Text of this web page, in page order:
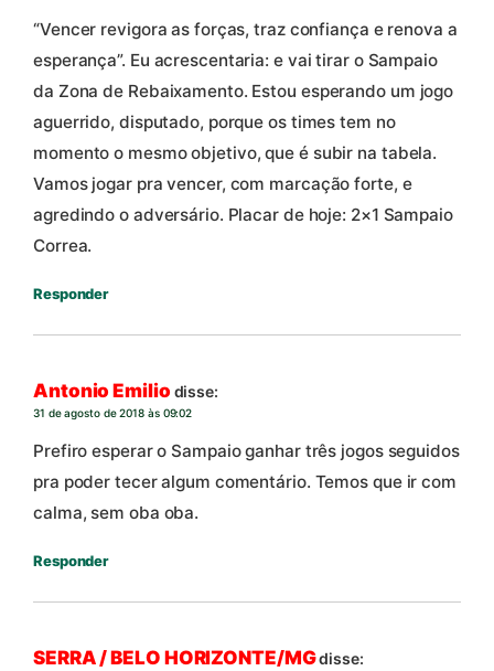
“Vencer revigora as forças, traz confiança e renova a
esperança”. Eu acrescentaria: e vai tirar o Sampaio
da Zona de Rebaixamento. Estou esperando um jogo
aguerrido, disputado, porque os times tem no
momento o mesmo objetivo, que é subir na tabela.
Vamos jogar pra vencer, com marcação forte, e
agredindo o adversário. Placar de hoje: 2×1 Sampaio
Correa.
Responder
Antonio Emilio disse:
31 de agosto de 2018 às 09:02
Prefiro esperar o Sampaio ganhar três jogos seguidos
pra poder tecer algum comentário. Temos que ir com
calma, sem oba oba.
Responder
SERRA / BELO HORIZONTE/MGdisse: